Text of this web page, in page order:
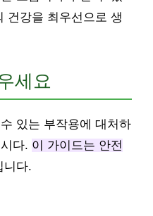
건강을 최우선으로 생
세요
있는 부작용에 대처하
다. 이 가이드는 안전
니다.